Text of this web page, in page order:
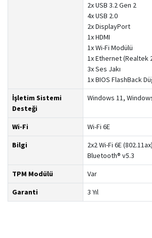
2x USB 3.2 Gen 2
4x USB 2.0
2x DisplayPort
1x HDMI
1x Wi-Fi Modülü
1x Ethernet (Realtek
3x Ses Jakı
1x BIOS FlashBack
İşletim Sistemi
Desteği
Windows 11,
Wi-Fi
Wi-Fi 6E
Bilgi
2x2 Wi-Fi 6E
Bluetooth® v5.3
TPM Modülü
Var
Garanti
3 Yıl